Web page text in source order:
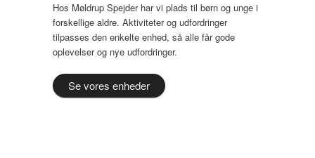
Hos Møldrup Spejder har vi plads til børn og unge i
forskellige aldre. Aktiviteter og udfordringer
tilpasses den enkelte enhed, så alle får gode
oplevelser og nye udfordringer.
Se vores enheder